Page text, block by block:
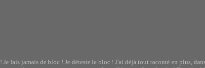
fais jamais de bloc ! Je déteste le bloc ! J'ai déjà tout raconté en plus,